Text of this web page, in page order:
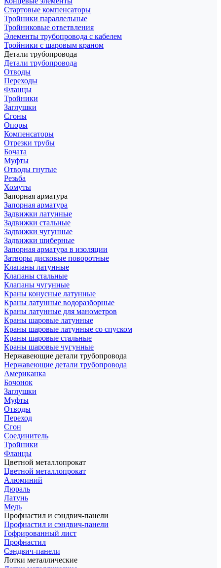
Стартовые компенсаторы
Тройники параллельные
Тройниковые ответвления
Элементы трубопровода с кабелем
Тройники с шаровым краном
Детали трубопровода
Детали трубопровода
Отводы
Переходы
Фланцы
Тройники
Заглушки
Сгоны
Опоры
Компенсаторы
Отрезки трубы
Бочата
Муфты
Отводы гнутые
Резьба
Хомуты
Запорная арматура
Запорная арматура
Задвижки латунные
Задвижки стальные
Задвижки чугунные
Задвижки шиберные
Запорная арматура в изоляции
Затворы дисковые поворотные
Клапаны латунные
Клапаны стальные
Клапаны чугунные
Краны конусные латунные
Краны латунные водоразборные
Краны латунные для манометров
Краны шаровые латунные
Краны шаровые латунные со спуском
Краны шаровые стальные
Краны шаровые чугунные
Нержавеющие детали трубопровода
Нержавеющие детали трубопровода
Американка
Бочонок
Заглушки
Муфты
Отводы
Переход
Сгон
Соединитель
Тройники
Фланцы
Цветной металлопрокат
Цветной металлопрокат
Алюминий
Дюраль
Латунь
Медь
Профнастил и сэндвич-панели
Профнастил и сэндвич-панели
Гофрированный лист
Профнастил
Сэндвич-панели
Лотки металлические